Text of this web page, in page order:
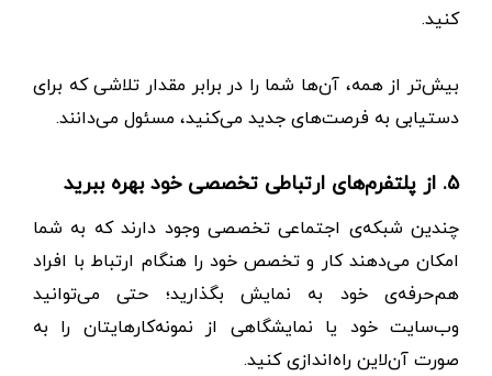
کنید.
بیش‌تر از همه، آن‌ها شما را در برابر مقدار تلاشی که برای
دستیابی به فرصت‌های جدید می‌کنید، مسئول می‌دانند.
۵. از پلتفرم‌های ارتباطی تخصصی خود بهره ببرید
چندین شبکه‌‌ی اجتماعی تخصصی وجود دارند که به شما
امکان می‌دهند کار‌ و‌ تخصص خود را هنگام ارتباط با افراد
هم‌حرفه‌ی خود به نمایش بگذارید؛ حتی می‌توانید
وب‌سایت خود یا نمایشگاهی از نمونه‌کار‌هایتان را به
صورت آن‌لاین راه‌اندازی کنید.